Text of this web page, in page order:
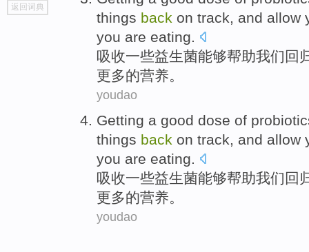
top
返回词典
things back on track and allow
you are eating.
吸收一些益生菌能够帮助我们 回
更多的营养。
youdao
Getting a good dose of
things back on track, and allow
you are eating.
吸收一些益生菌能够帮助我们 回
更多的营养。
youdao